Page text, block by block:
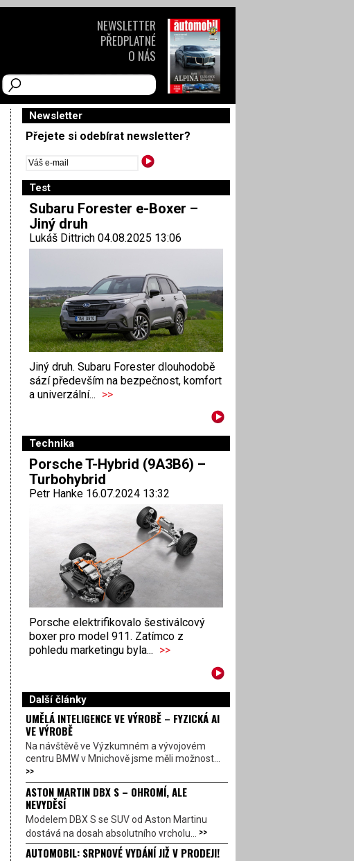
Newsletter
Přejete si odebírat newsletter?
Test
Subaru Forester e-Boxer –
Jiný druh
Lukáš Dittrich 04.08.2025 13:06
Jiný druh. Subaru Forester dlouhodobě
sází především na bezpečnost, komfort
a univerzální... >>
Technika
Porsche T-Hybrid (9A3B6) –
Turbohybrid
Petr Hanke 16.07.2024 13:32
Porsche elektrifikovalo šestiválcový
boxer pro model 911. Zatímco z
pohledu marketingu byla... >>
Další články
UMĚLÁ INTELIGENCE VE VÝROBĚ – FYZICKÁ AI
VE VÝROBĚ
Na návštěvě ve Výzkumném a vývojovém
centru BMW v Mnichově jsme měli možnost...
>>
ASTON MARTIN DBX S – OHROMÍ, ALE
NEVYDĚSÍ
Modelem DBX S se SUV od Aston Martinu
dostává na dosah absolutního vrcholu... >>
AUTOMOBIL: SRPNOVÉ VYDÁNÍ JIŽ V PRODEJI!
NEWSLETTER
PŘEDPLATNÉ
O NÁS